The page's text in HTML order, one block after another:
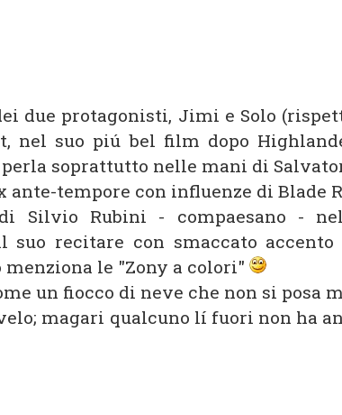
due protagonisti, Jimi e Solo
nel suo piú bel film dopo
soprattutto nelle mani di
ante-tempore con influenze di Blade
Silvio Rubini - compaesano -
suo recitare con smaccato accento
le "Zony a colori"
un fiocco di neve che non si posa
magari qualcuno lí fuori non ha